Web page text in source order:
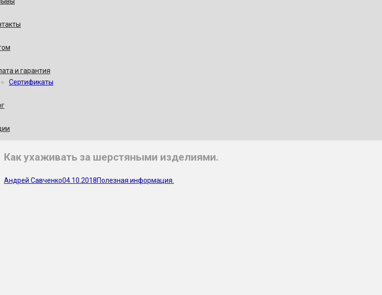
и гарантия
Сертификаты
Как ухаживать за шерстяными изделиями.
Андрей Савченко04.10.2018Полезная информация.